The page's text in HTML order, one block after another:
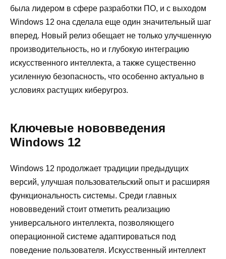
была лидером в сфере разработки ПО, и с выходом
Windows 12 она сделала еще один значительный шаг
вперед. Новый релиз обещает не только улучшенную
производительность, но и глубокую интеграцию
искусственного интеллекта, а также существенно
усиленную безопасность, что особенно актуально в
условиях растущих киберугроз.
Ключевые нововведения
Windows 12
Windows 12 продолжает традиции предыдущих
версий, улучшая пользовательский опыт и расширяя
функциональность системы. Среди главных
нововведений стоит отметить реализацию
универсального интеллекта, позволяющего
операционной системе адаптироваться под
поведение пользователя. Искусственный интеллект